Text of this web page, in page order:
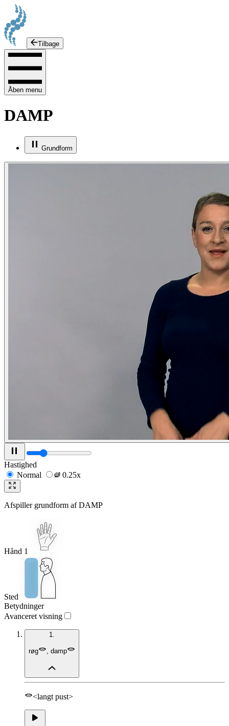
Tilbage
Åben menu
DAMP
Grundform
Hastighed
Normal
0.25x
Afspiller grundform afDAMP
Hånd 1
Sted
Betydninger
Avanceret visning
1.
røg , damp
<langt pust>